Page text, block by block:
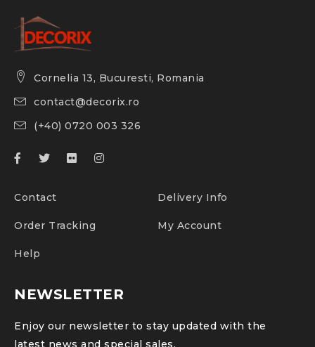
Cornelia 13, Bucuresti, Romania
contact@decorix.ro
(+40) 0720 003 326
Contact Delivery Info
Order Tracking My Account
Help
NEWSLETTER
Enjoy our newsletter to stay updated with the
latest news and special sales.